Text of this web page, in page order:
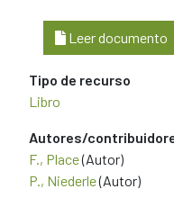
Leer documento
Tipo de recurso
Libro
Autores/
F., Place(Autor)
P., Niederle(Autor)